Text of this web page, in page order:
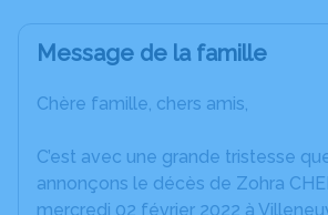
Message de la famille
Chère famille, chers amis,
C’est avec une grande tristesse
annonçons le décès de Zohra
mercredi 02 février 2022 à